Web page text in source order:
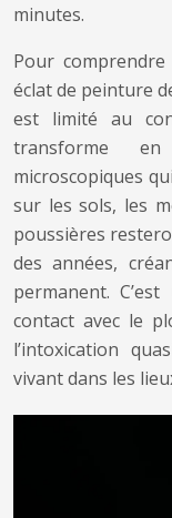
minutes.
Pour
éclat de peinture
est limité au
transforme
microscopiques
sur les sols, les
poussières
des années,
permanent.
contact avec le
l’intoxication
vivant dans les